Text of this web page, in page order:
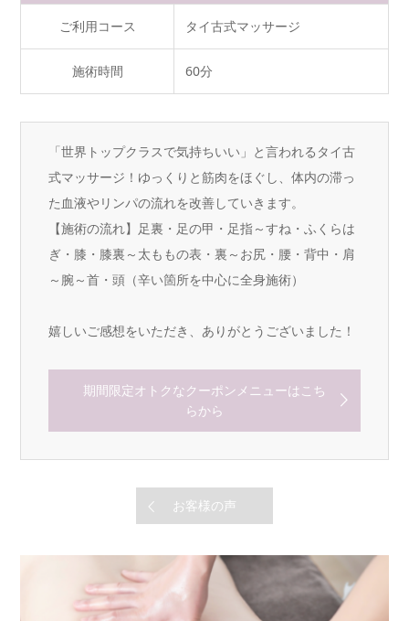
ご利用コース タイ古式マッサージ
施術時間 60分
「世界トップクラスで気持ちいい」と言われるタイ古
式マッサージ！ゆっくりと筋肉をほぐし、体内の滞っ
た血液やリンパの流れを改善していきます。
【施術の流れ】足裏・足の甲・足指～すね・ふくらは
ぎ・膝・膝裏～太ももの表・裏～お尻・腰・背中・肩
～腕～首・頭（辛い箇所を中心に全身施術）
嬉しいご感想をいただき、ありがとうございました！
期間限定オトクなクーポンメニューはこち
らから
お客様の声